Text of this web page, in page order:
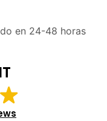
en 24-48 horas